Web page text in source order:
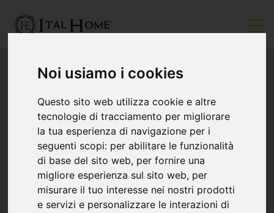
Noi usiamo i cookies
Questo sito web utilizza cookie e altre
tecnologie di tracciamento per migliorare
la tua esperienza di navigazione per i
seguenti scopi: per abilitare le funzionalità
di base del sito web, per fornire una
migliore esperienza sul sito web, per
misurare il tuo interesse nei nostri prodotti
e servizi e personalizzare le interazioni di